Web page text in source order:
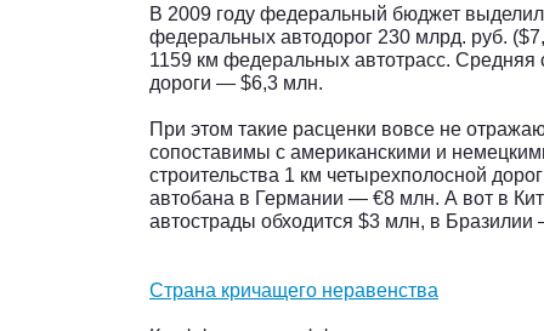
В 2009 году федеральный бюджет выделил
федеральных автодорог 230 млрд. руб.
1159 км федеральных автотрасс. Средняя
дороги — $6,3 млн.
При этом такие расценки вовсе не
сопоставимы с американскими и
строительства 1 км четырехполосной
автобана в Германии — €8 млн. А вот в
автострады обходится $3 млн, в
Страна кричащего неравенства